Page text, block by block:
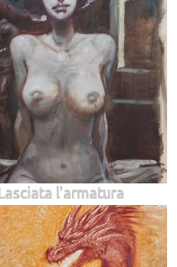
Lasciata l'armatura